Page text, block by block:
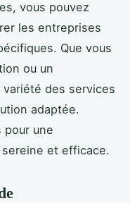
vous pouvez
les entreprises
Que vous
ou un
variété des services
adaptée.
pour une
et efficace.